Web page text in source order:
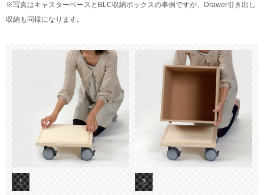
※写真はキャスターベースとBLC収納ボックスの事例ですが、Drawer引き出し
収納も同様になります。
1 2